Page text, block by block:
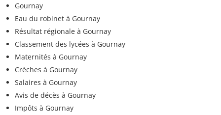
Gournay
Eau du robinet à Gournay
Résultat régionale à Gournay
Classement des lycées à Gournay
Maternités à Gournay
Crèches à Gournay
Salaires à Gournay
Avis de décès à Gournay
Impôts à Gournay